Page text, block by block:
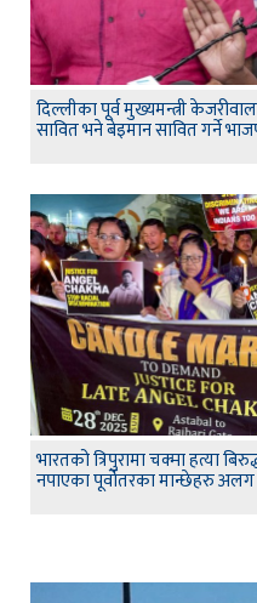
दिल्लीका पूर्व मुख्यमन्त्री
सावित भने बेइमान सावित गर्ने
भारतको त्रिपुरामा चक्मा हत्या
नपाएका पूर्वोतरका मान्छेहरु